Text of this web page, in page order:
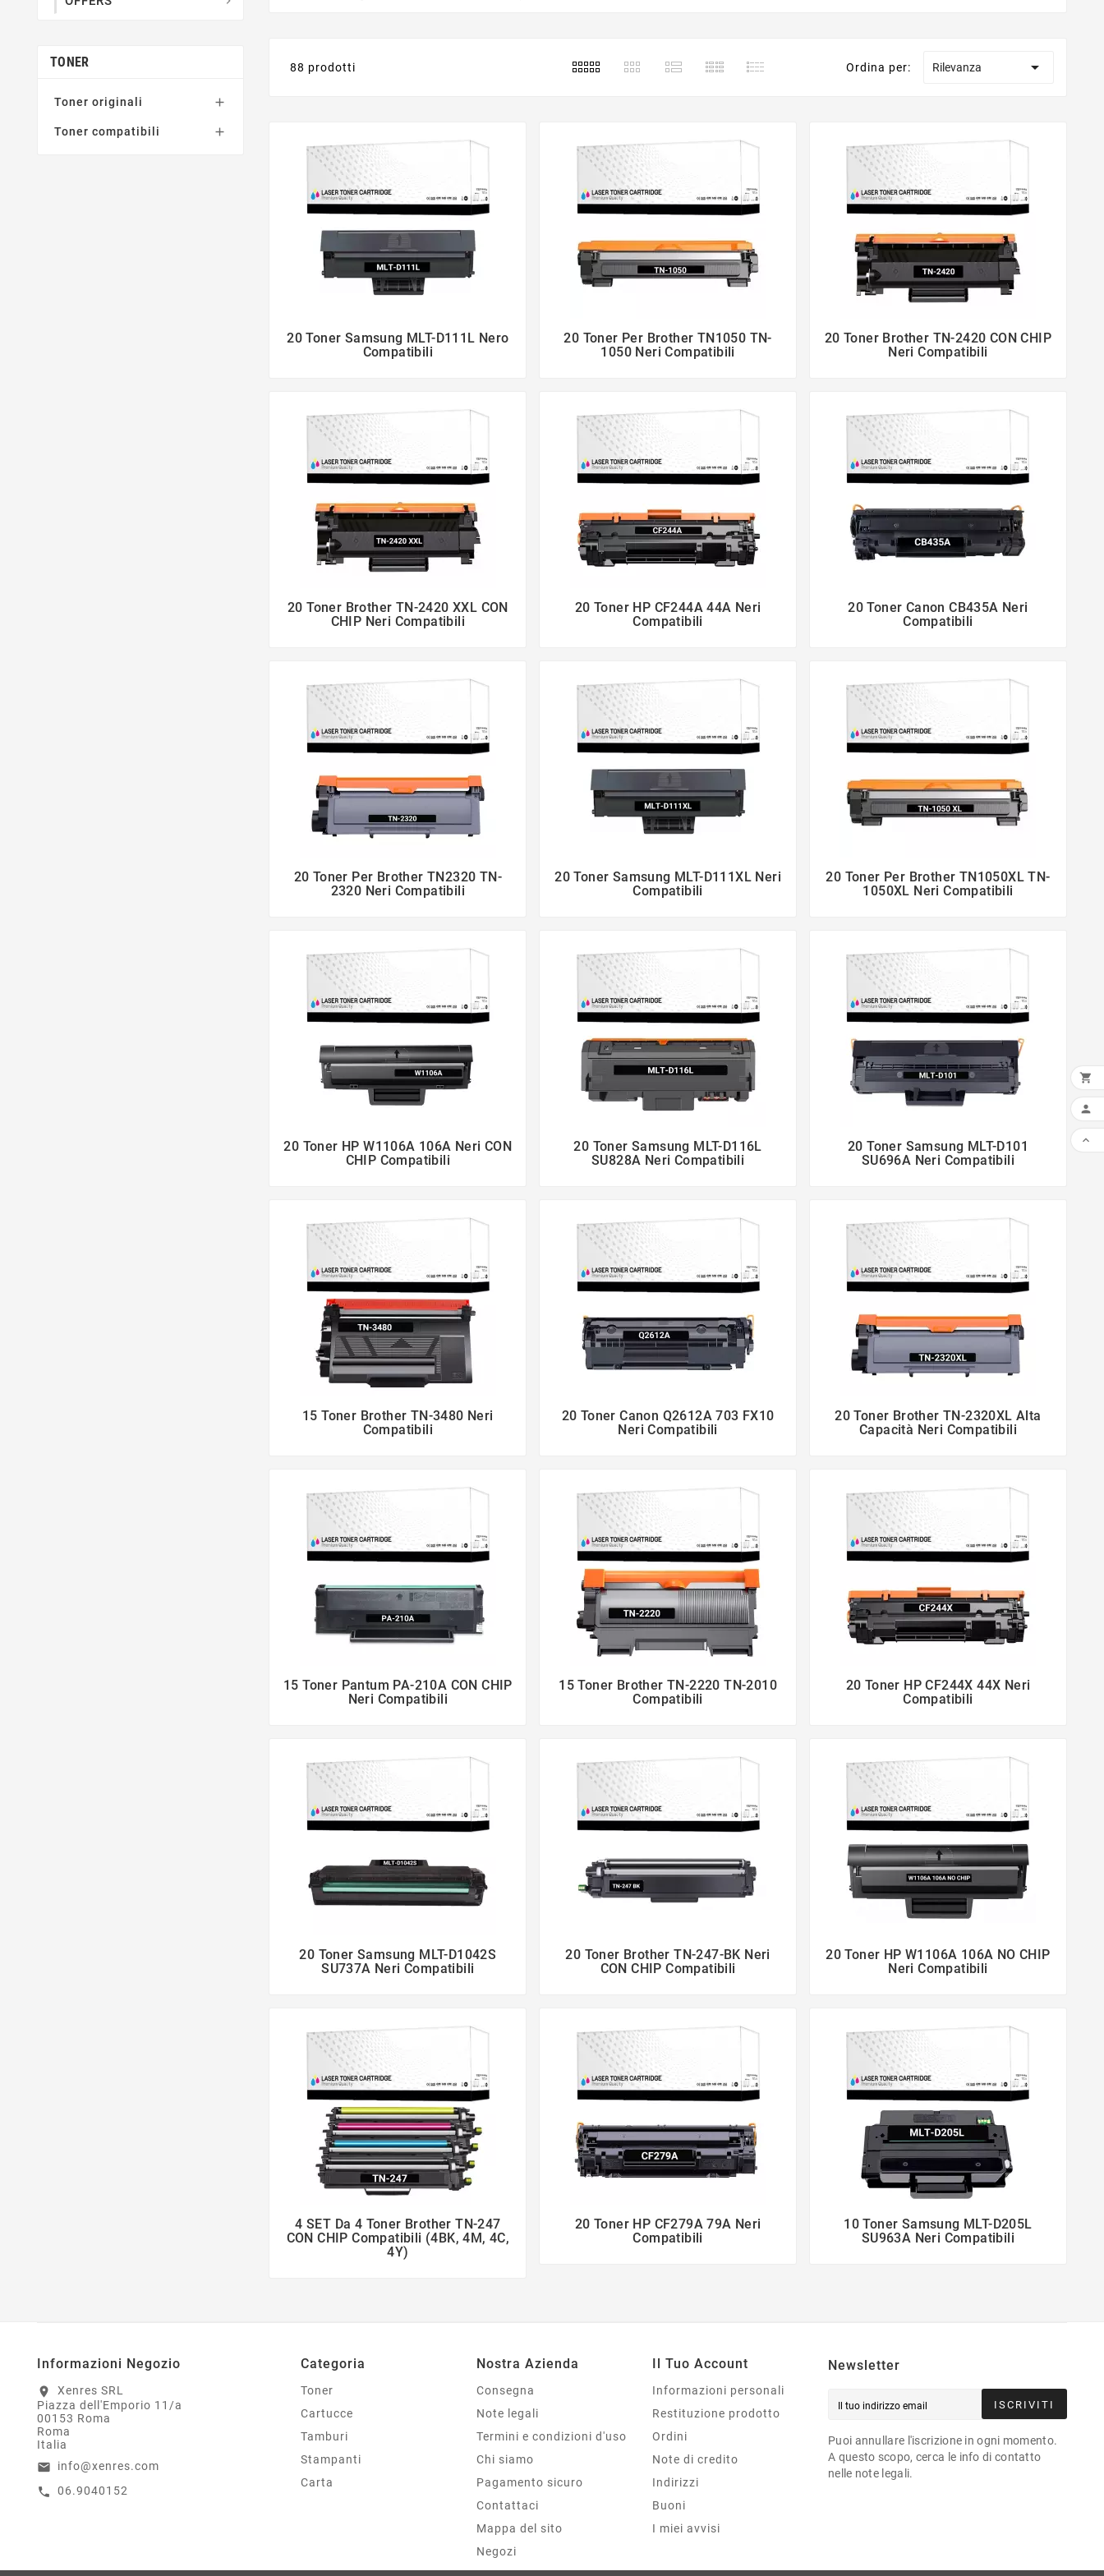
TONER
Toner originali 
Toner compatibili 
88 prodotti Ordina per: Rilevanza 
 
20 Toner Samsung MLT-D111L Nero
Compatibili
 
20 Toner Per Brother TN1050 TN-
1050 Neri Compatibili
 
20 Toner Brother TN-2420 CON CHIP
Neri Compatibili
 
20 Toner Brother TN-2420 XXL CON
CHIP Neri Compatibili
 
20 Toner HP CF244A 44A Neri
Compatibili
 
20 Toner Canon CB435A Neri
Compatibili
 
20 Toner Per Brother TN2320 TN-
2320 Neri Compatibili
 
20 Toner Samsung MLT-D111XL Neri
Compatibili
 
20 Toner Per Brother TN1050XL TN-
1050XL Neri Compatibili
 
20 Toner HP W1106A 106A Neri CON
CHIP Compatibili
 
20 Toner Samsung MLT-D116L
SU828A Neri Compatibili
 
20 Toner Samsung MLT-D101
SU696A Neri Compatibili
 
15 Toner Brother TN-3480 Neri
Compatibili
 
20 Toner Canon Q2612A 703 FX10
Neri Compatibili
 
20 Toner Brother TN-2320XL Alta
Capacità Neri Compatibili
 
15 Toner Pantum PA-210A CON CHIP
Neri Compatibili
 
15 Toner Brother TN-2220 TN-2010
Compatibili
 
20 Toner HP CF244X 44X Neri
Compatibili
 
20 Toner Samsung MLT-D1042S
SU737A Neri Compatibili
 
20 Toner Brother TN-247-BK Neri
CON CHIP Compatibili
 
20 Toner HP W1106A 106A NO CHIP
Neri Compatibili
 
4 SET Da 4 Toner Brother TN-247
CON CHIP Compatibili (4BK, 4M, 4C,
4Y)
 
20 Toner HP CF279A 79A Neri
Compatibili
 
10 Toner Samsung MLT-D205L
SU963A Neri Compatibili
Informazioni Negozio
location_on
Xenres SRL
Piazza dell'Emporio 11/a
00153 Roma
Roma
Italia
email info@xenres.com
call 06.9040152
Categoria
Toner
Cartucce
Tamburi
Stampanti
Carta
Nostra Azienda
Consegna
Note legali
Termini e condizioni d'uso
Chi siamo
Pagamento sicuro
Contattaci
Mappa del sito
Negozi
Il Tuo Account
Informazioni personali
Restituzione prodotto
Ordini
Note di credito
Indirizzi
Buoni
I miei avvisi
Newsletter
ISCRIVITI
Puoi annullare l'iscrizione in ogni momento.
A questo scopo, cerca le info di contatto
nelle note legali.


